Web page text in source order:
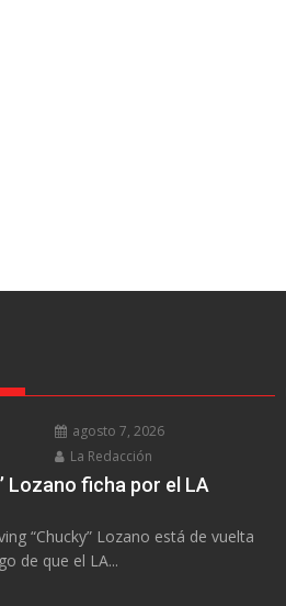
agosto 7, 2026
La Redacción
Lozano ficha por el LA
“Chucky” Lozano está de vuelta
de que el LA...